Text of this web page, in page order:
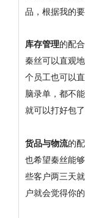
品，根据我的要
库存管理的配
秦丝可以直观
个员工也可以
脑录单，都不
就可以打好包了
货品与物流的
也希望秦丝能
些客户两三天
户就会觉得你